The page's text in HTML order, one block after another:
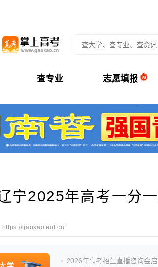
查专业 志愿填报
宁2025年高考一分
https://gaokao.eol.cn
2026年高考招生直播咨询会